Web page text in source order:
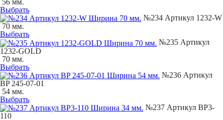
56 мм.
Выбрать
№234 Артикул 1232-W
70 мм.
Выбрать
№235 Артикул
1232-GOLD
70 мм.
Выбрать
№236 Артикул
BP 245-07-01
54 мм.
Выбрать
№237 Артикул BP3-
110